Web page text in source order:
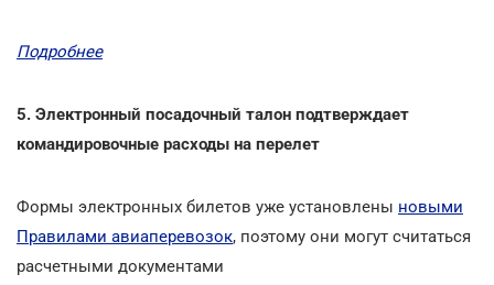
Подробнее
5. Электронный посадочный талон подтверждает
командировочные расходы на перелет
Формы электронных билетов уже установлены новыми
Правилами авиаперевозок, поэтому они могут считаться
расчетными документами